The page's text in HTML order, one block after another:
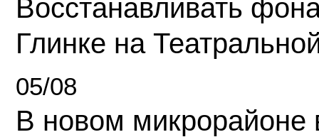
Восстанавливать
Глинке на
05/08
В новом микрорайоне